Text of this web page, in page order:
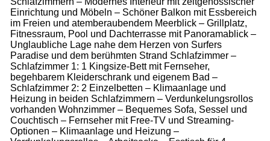
Einrichtung und Möbeln – Schöner Balkon mit Essbereich
im Freien und atemberaubendem Meerblick – Grillplatz,
Fitnessraum, Pool und Dachterrasse mit Panoramablick –
Unglaubliche Lage nahe dem Herzen von Surfers
Paradise und dem berühmten Strand Schlafzimmer –
Schlafzimmer 1: 1 Kingsize-Bett mit Fernseher,
begehbarem Kleiderschrank und eigenem Bad –
Schlafzimmer 2: 2 Einzelbetten – Klimaanlage und
Heizung in beiden Schlafzimmern – Verdunkelungsrollos
vorhanden Wohnzimmer – Bequemes Sofa, Sessel und
Couchtisch – Fernseher mit Free-TV und Streaming-
Optionen – Klimaanlage und Heizung –